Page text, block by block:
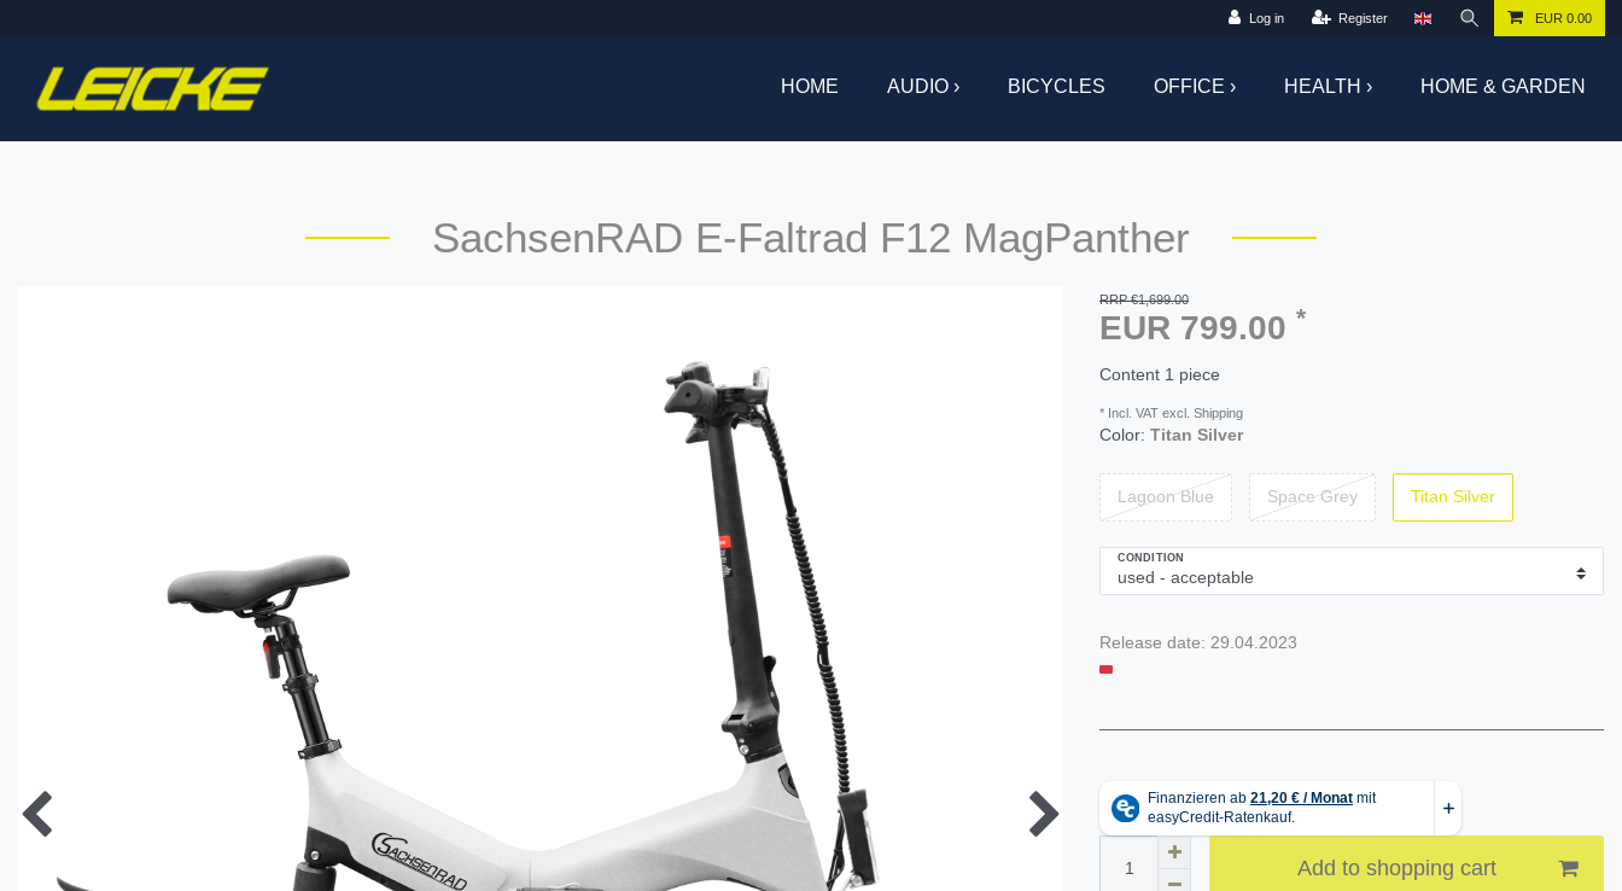
Log in Register EUR 0.00
HOME AUDIO › BICYCLES OFFICE › HEALTH › HOME & GARDEN
SachsenRAD E-Faltrad F12 MagPanther
RRP €1,699.00
EUR 799.00 *
Content 1 piece
* Incl. VAT excl. Shipping
Color: Titan Silver
Lagoon Blue Space Grey Titan Silver
CONDITION
Release date: 29.04.2023
Add to shopping cart